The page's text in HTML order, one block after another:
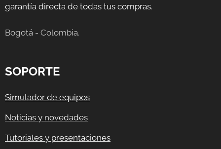
garantía directa de todas tus compras.
Bogotá - Colombia.
SOPORTE
Simulador de equipos
Noticias y novedades
Tutoriales y presentaciones